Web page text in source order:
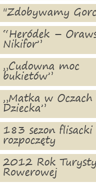
"Zdobywamy
“Heródek –
Nikifor”
„Cudowna moc
bukietów”
„Matka w Oczach
Dziecka”
183 sezon flisacki
rozpoczęty
2012 Rok
Rowerowej